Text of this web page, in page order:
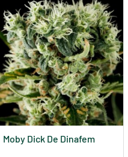
Moby Dick De Dinafem